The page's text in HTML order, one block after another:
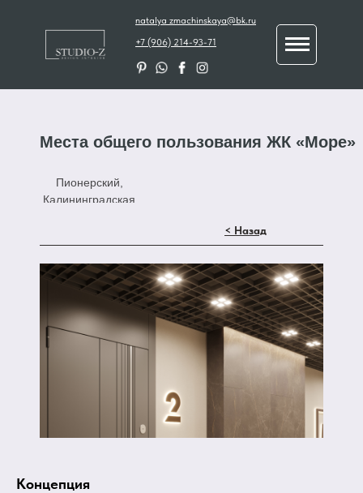
natalya_zmachinskaya@bk.ru
+7 (906) 214-93-71
Места общего пользования ЖК «Море»
Пионерский,
Калининградская
< Назад
Концепция